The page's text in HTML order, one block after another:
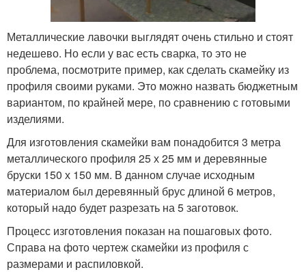
Металлические лавочки выглядят очень стильно и стоят
недешево. Но если у вас есть сварка, то это не
проблема, посмотрите пример, как сделать скамейку из
профиля своими руками. Это можно назвать бюджетным
вариантом, по крайней мере, по сравнению с готовыми
изделиями.
Для изготовления скамейки вам понадобится 3 метра
металлического профиля 25 х 25 мм и деревянные
бруски 150 х 150 мм. В данном случае исходным
материалом был деревянный брус длиной 6 метров,
который надо будет разрезать на 5 заготовок.
Процесс изготовления показан на пошаговых фото.
Справа на фото чертеж скамейки из профиля с
размерами и распиловкой.